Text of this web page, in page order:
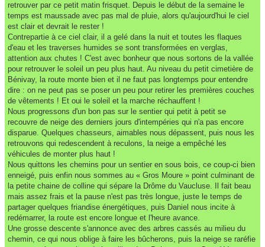
retrouver par ce petit matin frisquet. Depuis le début de la semaine le
temps est maussade avec pas mal de pluie, alors qu'aujourd'hui le ciel
est clair et devrait le rester !
Contrepartie à ce ciel clair, il a gelé dans la nuit et toutes les flaques
d'eau et les traverses humides se sont transformées en verglas,
attention aux chutes ! C'est avec bonheur que nous sortons de la vallée
pour retrouver le soleil un peu plus haut. Au niveau du petit cimetière de
Bénivay, la route monte bien et il ne faut pas longtemps pour entendre
dire : on ne peut pas se poser un peu pour retirer les premières couches
de vêtements ! Et oui le soleil et la marche réchauffent !
Nous progressons d'un bon pas sur le sentier qui petit à petit se
recouvre de neige des derniers jours d'intempéries qui n'a pas encore
disparue. Quelques chasseurs, aimables nous dépassent, puis nous les
retrouvons qui redescendent à reculons, la neige a empêché les
véhicules de monter plus haut !
Nous quittons les chemins pour un sentier en sous bois, ce coup-ci bien
enneigé, puis enfin nous sommes au « Gros Moure » point culminant de
la petite chaine de colline qui sépare la Drôme du Vaucluse. Il fait beau
mais assez frais et la pause n'est pas très longue, juste le temps de
partager quelques friandise énergétiques, puis Daniel nous incite à
redémarrer, la route est encore longue et l'heure avance.
Une grosse descente s'annonce avec des arbres cassés au milieu du
chemin, ce qui nous oblige à faire les bûcherons, puis la neige se raréfie